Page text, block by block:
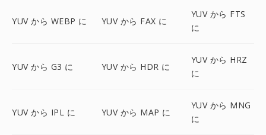
YUV から WEBP に YUV から FAX に
YUV から FTS
に
YUV から G3 に YUV から HDR に
YUV から HRZ
に
YUV から IPL に YUV から MAP に
YUV から MNG
に